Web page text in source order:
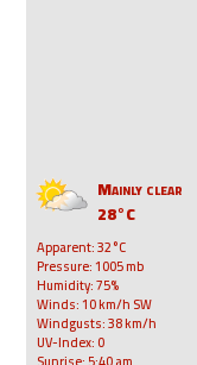
Mainly clear
28°C
Apparent: 32°C
Pressure: 1005 mb
Humidity: 75%
Winds: 10 km/h SW
Windgusts: 38 km/h
UV-Index: 0